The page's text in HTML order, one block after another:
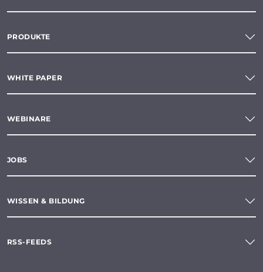
PRODUKTE
WHITE PAPER
WEBINARE
JOBS
WISSEN & BILDUNG
RSS-FEEDS